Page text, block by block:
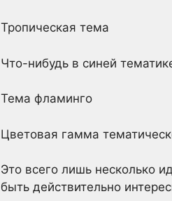
Тропическая тема
Что-нибудь в синей
Тема фламинго
Цветовая гамма
Это всего лишь несколько
быть действительно